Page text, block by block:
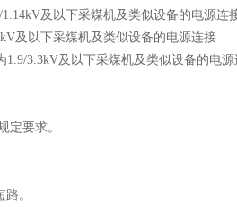
及以下采煤机及类似设备的电源连
及以下采煤机及类似设备的电源连接
1.9/3.3kV及以下采煤机及类似设备的电
定要求。
。